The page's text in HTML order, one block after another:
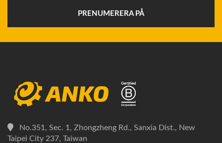
PRENUMERERA PÅ
No.351, Sec. 1, Zhongzheng Rd., Sanxia Dist., New
Taipei City 237, Taiwan